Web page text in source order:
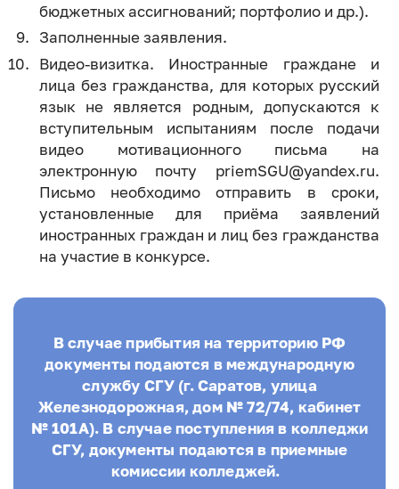
бюджетных ассигнований; портфолио и др.).
Заполненные заявления.
Видео-визитка. Иностранные граждане и
лица без гражданства, для которых русский
язык не является родным, допускаются к
вступительным испытаниям после подачи
видео мотивационного письма на
электронную почту priemSGU@yandex.ru.
Письмо необходимо отправить в сроки,
установленные для приёма заявлений
иностранных граждан и лиц без гражданства
на участие в конкурсе.
В случае прибытия на территорию РФ
документы подаются в международную
службу СГУ (г. Саратов, улица
Железнодорожная, дом № 72/74, кабинет
№ 101А). В случае поступления в колледжи
СГУ, документы подаются в приемные
комиссии колледжей.